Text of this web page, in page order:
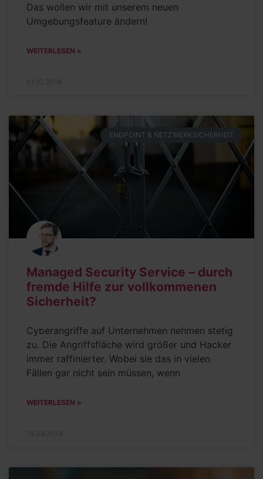
Das wollen wir mit unserem neuen
Umgebungsfeature ändern!
WEITERLESEN »
ENDPOINT & NETZWERKSICHERHEIT
Managed Security Service – durch
fremde Hilfe zur vollkommenen
Sicherheit?
Cyberangriffe auf Unternehmen nehmen stetig
zu. Die Angriffsfläche wird größer und Hacker
immer raffinierter. Wobei sie das in vielen
Fällen gar nicht sein müssen, wenn
WEITERLESEN »